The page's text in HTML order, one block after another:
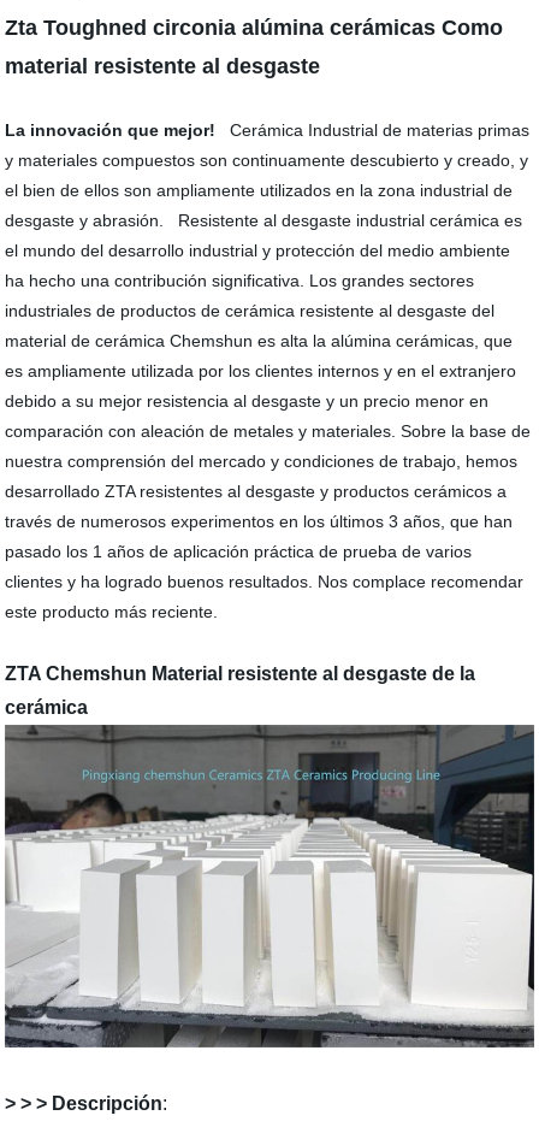
Zta Toughned circonia alúmina cerámicas Como
material resistente al desgaste
La innovación que mejor!
Cerámica Industrial de materias primas
y materiales compuestos son continuamente descubierto y creado, y
el bien de ellos son ampliamente utilizados en la zona industrial de
desgaste y abrasión. Resistente al desgaste industrial cerámica es
el mundo del desarrollo industrial y protección del medio ambiente
ha hecho una contribución significativa. Los grandes sectores
industriales de productos de cerámica resistente al desgaste del
material de cerámica Chemshun es alta la alúmina cerámicas, que
es ampliamente utilizada por los clientes internos y en el extranjero
debido a su mejor resistencia al desgaste y un precio menor en
comparación con aleación de metales y materiales. Sobre la base de
nuestra comprensión del mercado y condiciones de trabajo, hemos
desarrollado ZTA resistentes al desgaste y productos cerámicos a
través de numerosos experimentos en los últimos 3 años, que han
pasado los 1 años de aplicación práctica de prueba de varios
clientes y ha logrado buenos resultados. Nos complace recomendar
este producto más reciente.
ZTA Chemshun Material resistente al desgaste de la
cerámica
> > > Descripción: